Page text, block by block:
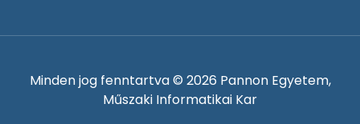
Minden jog fenntartva © 2026 Pannon Egyetem,
Műszaki Informatikai Kar